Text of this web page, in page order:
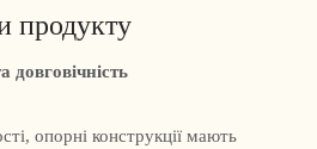
продукту
довговічність
опорні конструкції мають